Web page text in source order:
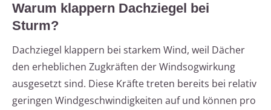
Warum klappern Dachziegel bei
Sturm?
Dachziegel klappern bei starkem Wind, weil Dächer
den erheblichen Zugkräften der Windsogwirkung
ausgesetzt sind. Diese Kräfte treten bereits bei relativ
geringen Windgeschwindigkeiten auf und können pro